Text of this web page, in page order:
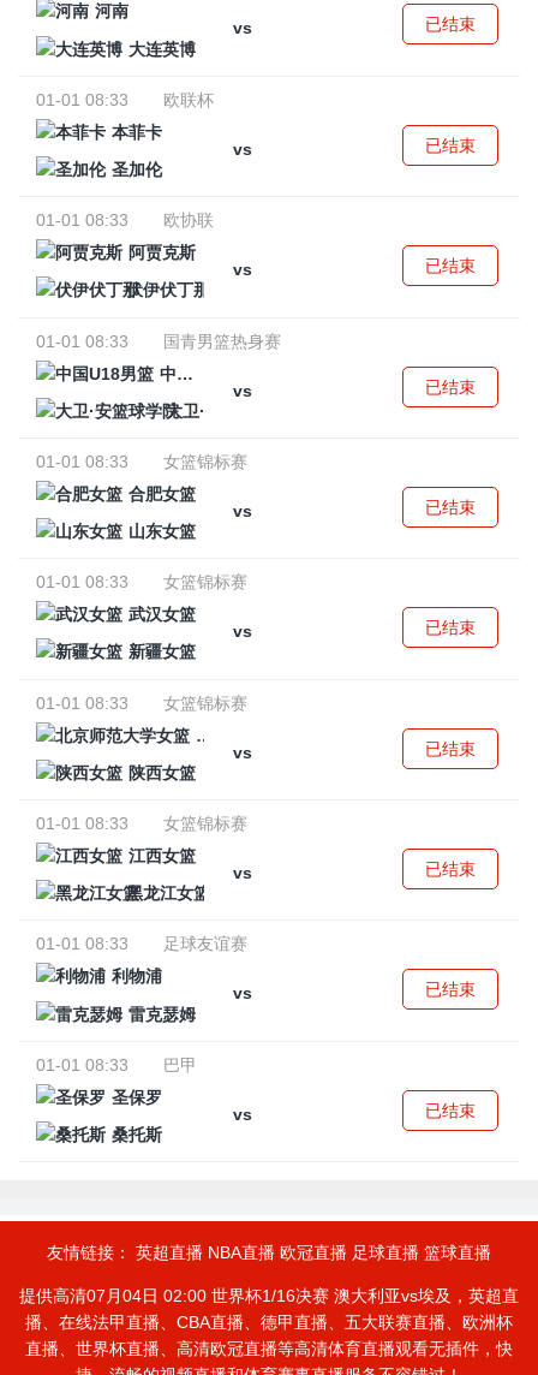
河南
vs
大连英博
已结束
01-01 08:33
欧联杯
本菲卡
vs
圣加伦
已结束
01-01 08:33
欧协联
阿贾克斯
vs
伏伊伏丁那
已结束
01-01 08:33
国青男篮热身赛
中国U18男篮
vs
大卫·安篮球学院
已结束
01-01 08:33
女篮锦标赛
合肥女篮
vs
山东女篮
已结束
01-01 08:33
女篮锦标赛
武汉女篮
vs
新疆女篮
已结束
01-01 08:33
女篮锦标赛
北京师范大学女篮
vs
陕西女篮
已结束
01-01 08:33
女篮锦标赛
江西女篮
vs
黑龙江女篮
已结束
01-01 08:33
足球友谊赛
利物浦
vs
雷克瑟姆
已结束
01-01 08:33
巴甲
圣保罗
vs
桑托斯
已结束
友情链接： 英超直播 NBA直播 欧冠直播 足球直播 篮球直播
提供高清07月04日 02:00 世界杯1/16决赛 澳大利亚vs埃及，英超直
播、在线法甲直播、CBA直播、德甲直播、五大联赛直播、欧洲杯
直播、世界杯直播、高清欧冠直播等高清体育直播观看无插件，快